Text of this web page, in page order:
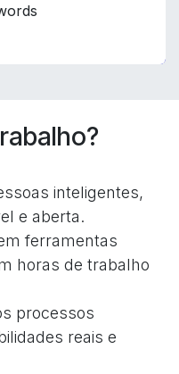
inteligentes,
e aberta.
ferramentas
horas de trabalho
processos
reais e